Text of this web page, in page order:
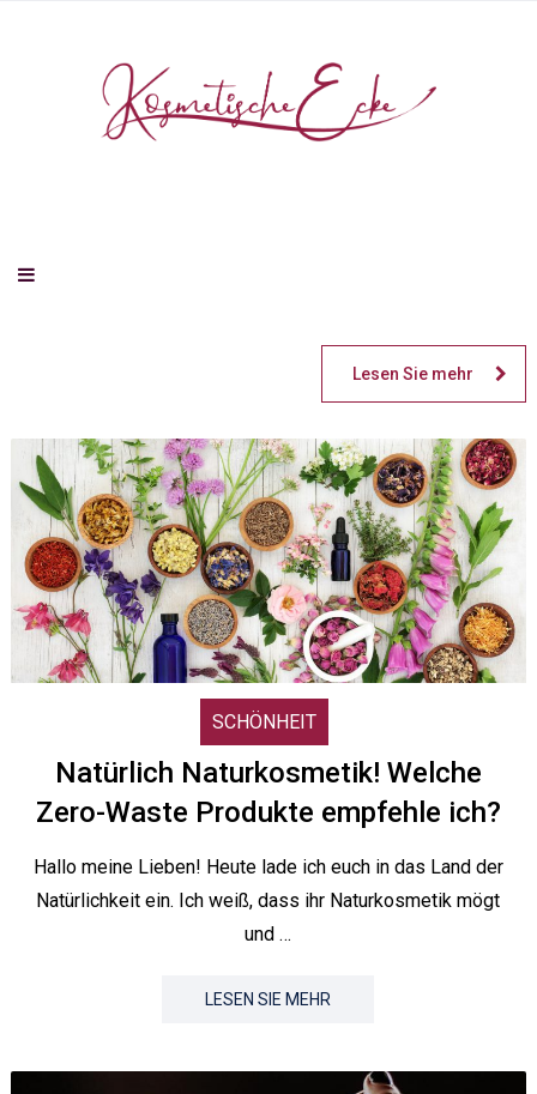
Lesen Sie mehr
SCHÖNHEIT
Natürlich Naturkosmetik! Welche
Zero-Waste Produkte empfehle ich?
Hallo meine Lieben! Heute lade ich euch in das Land der
Natürlichkeit ein. Ich weiß, dass ihr Naturkosmetik mögt
und …
LESEN SIE MEHR